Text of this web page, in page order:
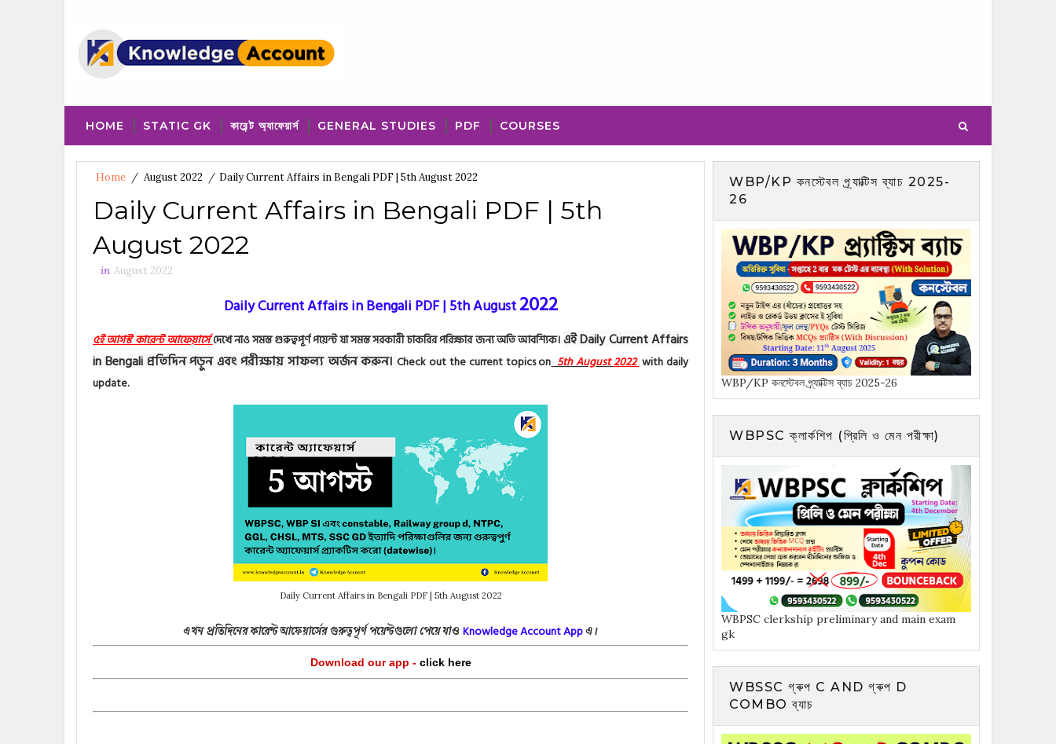
HOME STATIC GK কারেন্ট অ্যাফেয়ার্স GENERAL STUDIES PDF COURSES
Home / August 2022 / Daily Current Affairs in Bengali PDF | 5th August 2022
Daily Current Affairs in Bengali PDF | 5th
August 2022
in August 2022
Daily Current Affairs in Bengali PDF | 5th August2022
৫ই আগস্ট কারেন্ট আফেয়ার্সেদেখে নাও সমস্ত গুরুত্বপূর্ণ পয়েন্ট যা সমস্ত সরকারী চাকরির পরিক্ষার জন্য অতি আবশ্যিক।এই Daily Current Affairs
in Bengali প্রতিদিন পড়ুন এবং পরীক্ষায় সাফল্য অর্জন করুন। Check out the current topics on 5th August2022 with daily
update.
Daily Current Affairs in Bengali PDF | 5th August 2022
এখন প্রতিদিনের কারেন্ট আফেয়ার্সের গুরুত্বপূর্ণ পয়েন্টগুলো পেয়ে যাও Knowledge Account Appএ।
Download our app - click here
WBP/KP কনস্টেবল প্র্যাক্টিস ব্যাচ 2025-
26
WBP/KP কনস্টেবল প্র্যাক্টিস ব্যাচ 2025-26
WBPSC ক্লার্কশিপ (প্রিলি ও মেন পরীক্ষা)
WBPSC clerkship preliminary and main exam
gk
WBSSC গ্ৰুপ C AND গ্ৰুপ D
COMBO ব্যাচ